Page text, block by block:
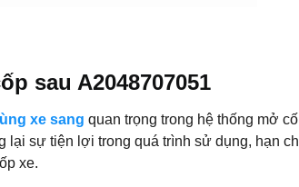
sau A2048707051
xe sang quan trọng trong hệ thống mở
lại sự tiện lợi trong quá trình sử dụng, hạn
xe.